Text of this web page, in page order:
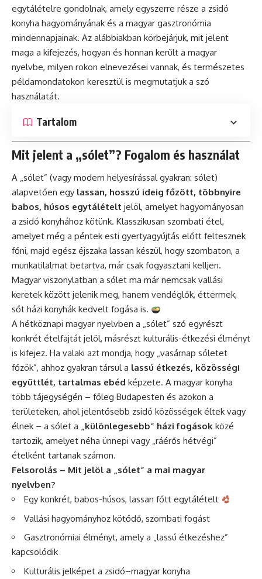
egytálételre gondolnak, amely egyszerre része a zsidó
konyha hagyományának és a magyar gasztronómia
mindennapjainak. Az alábbiakban körbejárjuk, mit jelent
maga a kifejezés, hogyan és honnan került a magyar
nyelvbe, milyen rokon elnevezései vannak, és természetes
példamondatokon keresztül is megmutatjuk a szó
használatát.
Tartalom
Mit jelent a „sólet”? Fogalom és használat
A „sólet” (vagy modern helyesírással gyakran: sólet)
alapvetően egy lassan, hosszú ideig főzött, többnyire
babos, húsos egytálételt jelöl, amelyet hagyományosan
a zsidó konyhához kötünk. Klasszikusan szombati étel,
amelyet még a péntek esti gyertyagyújtás előtt feltesznek
főni, majd egész éjszaka lassan készül, hogy szombaton, a
munkatilalmat betartva, már csak fogyasztani kelljen.
Magyar viszonylatban a sólet ma már nemcsak vallási
keretek között jelenik meg, hanem vendéglők, éttermek,
sőt házi konyhák kedvelt fogása is.
A hétköznapi magyar nyelvben a „sólet” szó egyrészt
konkrét ételfajtát jelöl, másrészt kulturális-étkezési élményt
is kifejez. Ha valaki azt mondja, hogy „vasárnap sóletet
főzök”, ahhoz gyakran társul a lassú étkezés, közösségi
együttlét, tartalmas ebéd képzete. A magyar konyha
több tájegységén – főleg Budapesten és azokon a
területeken, ahol jelentősebb zsidó közösségek éltek vagy
élnek – a sólet a „különlegesebb” házi fogások közé
tartozik, amelyet néha ünnepi vagy „ráérős hétvégi”
ételként tartanak számon.
Felsorolás – Mit jelöl a „sólet” a mai magyar
nyelvben?
Egy konkrét, babos-húsos, lassan főtt egytálételt
Vallási hagyományhoz kötődő, szombati fogást
Gasztronómiai élményt, amely a „lassú étkezéshez”
kapcsolódik
Kulturális jelképet a zsidó–magyar konyha